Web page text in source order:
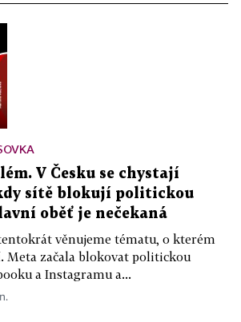
V Česku se chystají
sítě blokují politickou
oběť je nečekaná
tentokrát věnujeme tématu, o kterém
Meta začala blokovat politickou
a Instagramu a...